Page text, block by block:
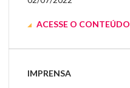
ACESSE O CONTEÚDO
IMPRENSA